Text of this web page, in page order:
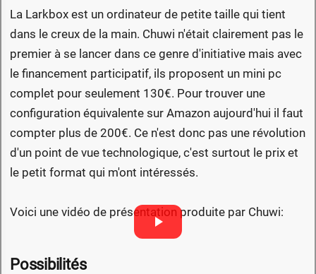
La Larkbox est un ordinateur de petite taille qui tient
dans le creux de la main. Chuwi n'était clairement pas le
premier à se lancer dans ce genre d'initiative mais avec
le financement participatif, ils proposent un mini pc
complet pour seulement 130€. Pour trouver une
configuration équivalente sur Amazon aujourd'hui il faut
compter plus de 200€. Ce n'est donc pas une révolution
d'un point de vue technologique, c'est surtout le prix et
le petit format qui m'ont intéressés.
Voici une vidéo de présentation produite par Chuwi:
Possibilités